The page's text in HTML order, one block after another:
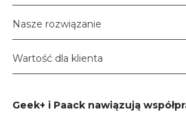
Nasze rozwiązanie
Wartość dla klienta
Geek+ i Paack nawiązują